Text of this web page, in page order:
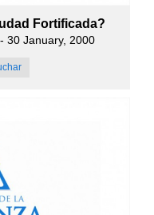
Fortificada?
- 30 January, 2000